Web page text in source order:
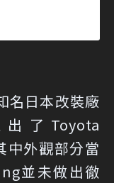
名日本改裝廠
了Toyota
外觀部分當
並未做出徹